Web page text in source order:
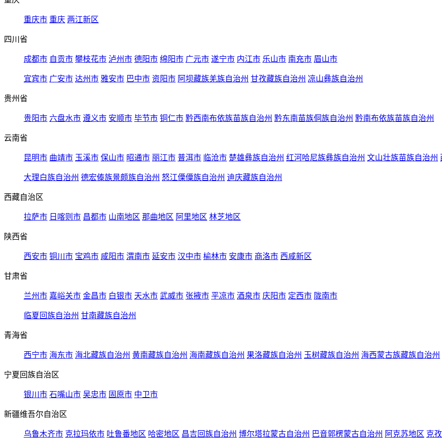
重庆市 重庆 两江新区
四川省
成都市 自贡市 攀枝花市 泸州市 德阳市 绵阳市 广元市 遂宁市 内江市 乐山市 南充市 眉山市
宜宾市 广安市 达州市 雅安市 巴中市 资阳市 阿坝藏族羌族自治州 甘孜藏族自治州 凉山彝族自治州
贵州省
贵阳市 六盘水市 遵义市 安顺市 毕节市 铜仁市 黔西南布依族苗族自治州 黔东南苗族侗族自治州 黔南布依族苗族自治州
云南省
昆明市 曲靖市 玉溪市 保山市 昭通市 丽江市 普洱市 临沧市 楚雄彝族自治州 红河哈尼族彝族自治州 文山壮族苗族自治州
大理白族自治州 德宏傣族景颇族自治州 怒江傈僳族自治州 迪庆藏族自治州
西藏自治区
拉萨市 日喀则市 昌都市 山南地区 那曲地区 阿里地区 林芝地区
陕西省
西安市 铜川市 宝鸡市 咸阳市 渭南市 延安市 汉中市 榆林市 安康市 商洛市 西咸新区
甘肃省
兰州市 嘉峪关市 金昌市 白银市 天水市 武威市 张掖市 平凉市 酒泉市 庆阳市 定西市 陇南市
临夏回族自治州 甘南藏族自治州
青海省
西宁市 海东市 海北藏族自治州 黄南藏族自治州 海南藏族自治州 果洛藏族自治州 玉树藏族自治州 海西蒙古族藏族自治州
宁夏回族自治区
银川市 石嘴山市 吴忠市 固原市 中卫市
新疆维吾尔自治区
乌鲁木齐市 克拉玛依市 吐鲁番地区 哈密地区 昌吉回族自治州 博尔塔拉蒙古自治州 巴音郭楞蒙古自治州 阿克苏地区 克